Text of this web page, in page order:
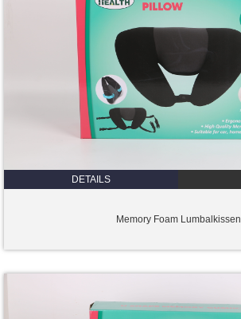
DETAILS
Memory Foam Lumbalkissen